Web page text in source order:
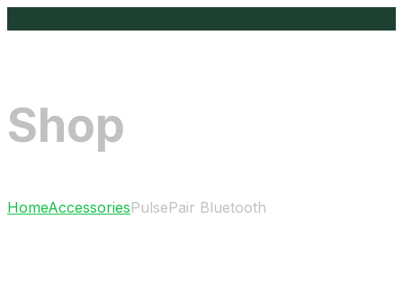
Shop
HomeAccessoriesPulsePair Bluetooth